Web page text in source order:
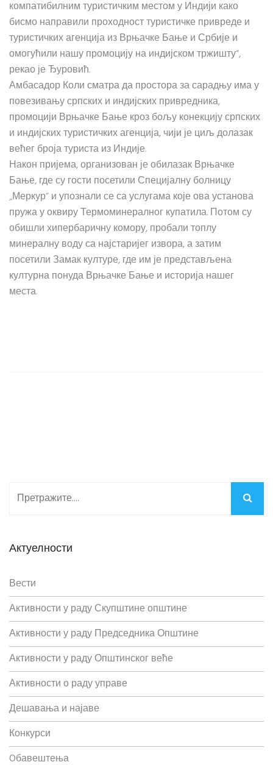
компатибилним туристичким местом у Индији како
бисмо направили проходност туристичке привреде и
туристичких агенција из Врњачке Бање и Србије и
омогућили нашу промоцију на индијском тржишту“,
рекао је Ђуровић.
Амбасадор Коли сматра да простора за сарадњу има у
повезивању српских и индијских привредника,
промоцији Врњачке Бање кроз бољу конекцију српских
и индијских туристичких агенција, чији је циљ долазак
већег броја туриста из Индије.
Након пријема, организован је обилазак Врњачке
Бање, где су гости посетили Специјалну болницу
„Меркур“ и упознали се са услугама које ова установа
пружа у оквиру Термоминералног купатила. Потом су
обишли хипербаричну комору, пробали топлу
минералну воду са најстаријег извора, а затим
посетили Замак културе, где им је представљена
културна понуда Врњачке Бање и историја нашег
места.
Актуелности
Вести
Активности у раду Скупштине општине
Активности у раду Председника Општине
Активности у раду Општинског веће
Активности о раду управе
Дешавања и најаве
Конкурси
Oбавештења